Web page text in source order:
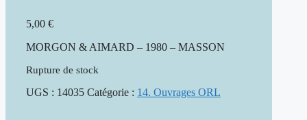
5,00 €
MORGON & AIMARD – 1980 – MASSON
Rupture de stock
UGS : 14035 Catégorie : 14. Ouvrages ORL